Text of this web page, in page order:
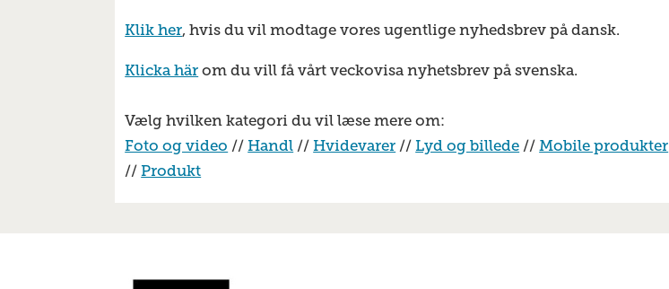
Klik her, hvis du vil modtage vores ugentlige nyhedsbrev på dansk.
Klicka här om du vill få vårt veckovisa nyhetsbrev på svenska.
Vælg hvilken kategori du vil læse mere om:
Foto og video //Handl //Hvidevarer // Lyd og billede //Mobile produkter
//Produkt